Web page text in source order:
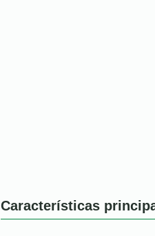
Características